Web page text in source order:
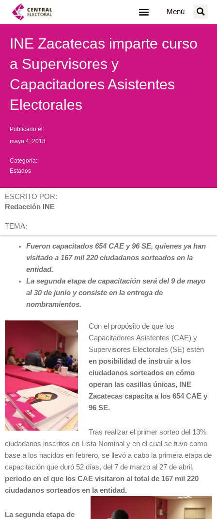
Menú
INE Zacatecas imparte curso
a Supervisores y
Capacitadores Asistentes
Electorales
Publicado el:
mayo 4, 2018
Categoría:
Estados
ESCRITO POR:
Redacción INE
TEMA:
Fueron capacitados 654 CAE y 96 SE, quienes ya han
visitado a 167 mil 220 ciudadanos sorteados en la
entidad.
La segunda etapa de capacitación será del 9 de mayo
al 30 de junio y consiste en la entrega de
nombramientos.
Con el propósito de que los
Capacitadores Asistentes (CAE) y
Supervisores Electorales (SE) estén
en posibilidad de instruir a los
ciudadanos sorteados en cómo
operan las casillas únicas, INE
Zacatecas capacita a los 654 CAE y
96 SE.
Tras realizar el primer sorteo del 13%
ciudadanos inscritos en Lista Nominal y en el cual se tuvo como
base a los nacidos en febrero, se llevó a cabo la primera etapa de
capacitación que duró 52 días, del 7 de marzo al 27 de abril,
periodo en el que los CAE visitaron al total de 167 mil 220
ciudadanos sorteados en la entidad.
La segunda etapa de